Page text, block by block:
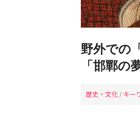
野外での
「邯鄲の
歴史・文化 / キー